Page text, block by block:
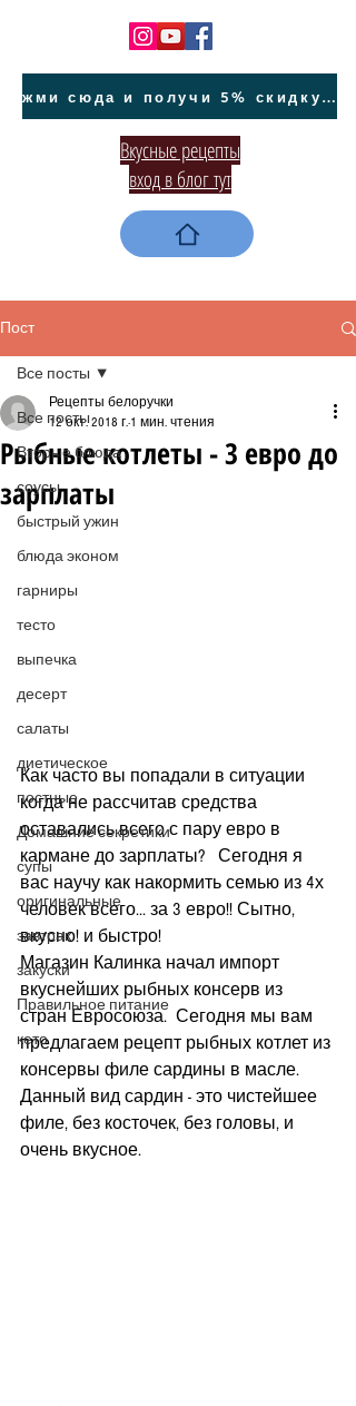
жми сюда и получи 5% скидку на покупку авто на Кипре и автообслуживание
Вкусные рецепты
вход в блог тут
Пост
Все посты
Вторые блюда
соусы
быстрый ужин
блюда эконом
гарниры
тесто
выпечка
десерт
салаты
диетическое
постные
Домашние секретики
супы
оригинальные
завтрак
закуски
Правильное питание
кето
Все посты
Рыбные котлеты - 3 евро до
зарплаты
Рецепты белоручки
12 окт. 2018 г. 1 мин. чтения
Как часто вы попадали в ситуации
когда не рассчитав средства
оставались всего с пару евро в
кармане до зарплаты?   Сегодня я
вас научу как накормить семью из 4х
человек всего... за 3 евро!! Сытно,
вкусно! и быстро!
Магазин Калинка начал импорт
вкуснейших рыбных консерв из
стран Евросоюза.  Сегодня мы вам
предлагаем рецепт рыбных котлет из
консервы филе сардины в масле.
Данный вид сардин - это чистейшее
филе, без косточек, без головы, и
очень вкусное.